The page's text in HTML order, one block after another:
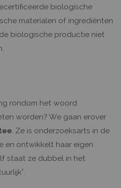
biologische
materialen of ingrediënten
biologische productie niet
rondom het woord
worden? We gaan erover
. Ze is onderzoeksarts in de
en ontwikkelt haar eigen
staat ze dubbel in het